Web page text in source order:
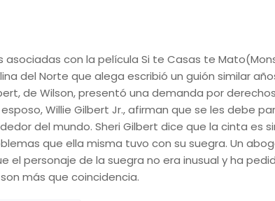
asociadas con la película Si te Casas te
del Norte que alega escribió un guión similar
de Wilson, presentó una demanda por
Willie Gilbert Jr., afirman que se les debe
del mundo. Sheri Gilbert dice que la cinta es
que ella misma tuvo con su suegra. Un
el personaje de la suegra no era inusual y ha
más que coincidencia.